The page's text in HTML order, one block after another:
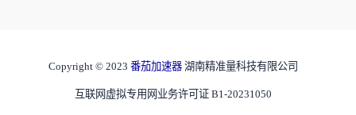
Copyright © 2023 番茄加速器 湖南精准量科技有限公司
互联网虚拟专用网业务许可证 B1-20231050